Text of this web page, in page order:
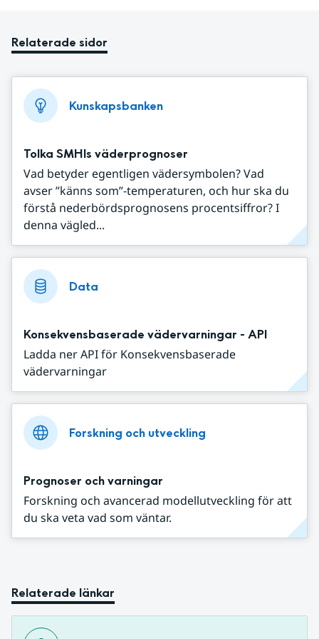
Relaterade sidor
Kunskapsbanken
Tolka SMHIs väderprognoser
Vad betyder egentligen vädersymbolen? Vad
avser ”känns som”-temperaturen, och hur ska du
förstå nederbördsprognosens procentsiffror? I
denna vägled...
Data
Konsekvensbaserade vädervarningar - API
Ladda ner API för Konsekvensbaserade
vädervarningar
Forskning och utveckling
Prognoser och varningar
Forskning och avancerad modellutveckling för att
du ska veta vad som väntar.
Relaterade länkar